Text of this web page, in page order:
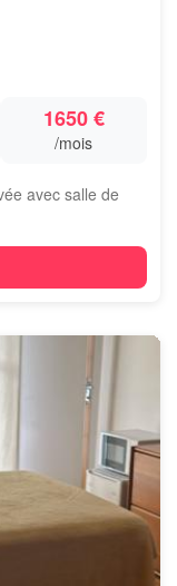
1650 €
/mois
avec salle de